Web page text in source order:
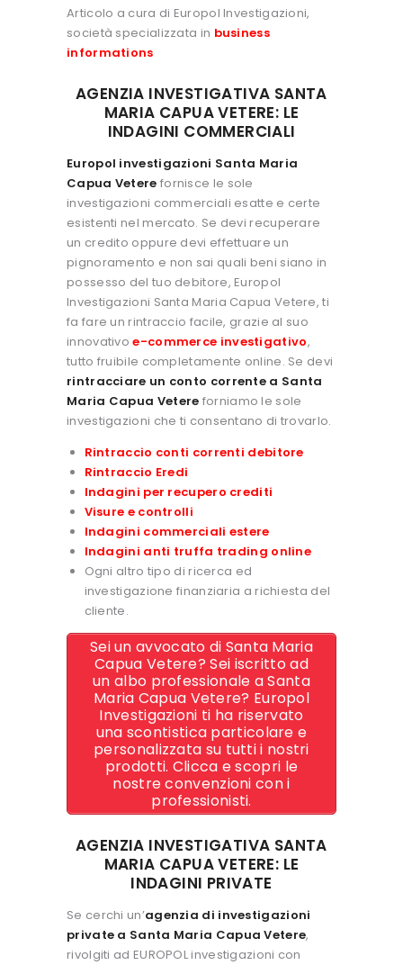
Articolo a cura di Europol Investigazioni,
società specializzata in business
informations
AGENZIA INVESTIGATIVA SANTA
MARIA CAPUA VETERE: LE
INDAGINI COMMERCIALI
Europol investigazioni Santa Maria
Capua Vetere fornisce le sole
investigazioni commerciali esatte e certe
esistenti nel mercato. Se devi recuperare
un credito oppure devi effettuare un
pignoramento e non sai quali beni siano in
possesso del tuo debitore, Europol
Investigazioni Santa Maria Capua Vetere, ti
fa fare un rintraccio facile, grazie al suo
innovativoe-commerce investigativo,
tutto fruibile completamente online. Se devi
rintracciare un conto corrente a Santa
Maria Capua Vetere forniamo le sole
investigazioni che ti consentano di trovarlo.
Rintraccio conti correnti debitore
Rintraccio Eredi
Indagini per recupero crediti
Visure e controlli
Indagini commerciali estere
Indagini anti truffa trading online
Ogni altro tipo di ricerca ed
investigazione finanziaria a richiesta del
cliente.
Sei un avvocato di Santa Maria
Capua Vetere? Sei iscritto ad
un albo professionale a Santa
Maria Capua Vetere? Europol
Investigazioni ti ha riservato
una scontistica particolare e
personalizzata su tutti i nostri
prodotti. Clicca e scopri le
nostre convenzioni con i
professionisti.
AGENZIA INVESTIGATIVA SANTA
MARIA CAPUA VETERE: LE
INDAGINI PRIVATE
Se cerchi un’agenzia di investigazioni
private a Santa Maria Capua Vetere,
rivolgiti ad EUROPOL investigazioni con